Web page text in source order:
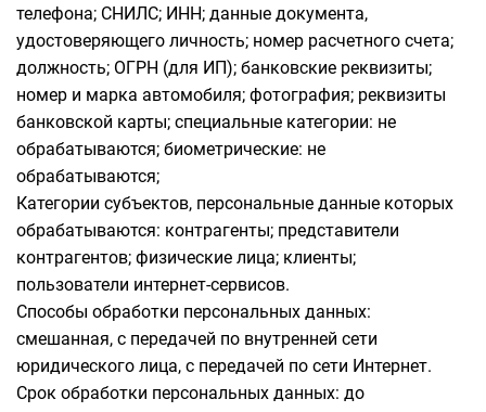
телефона; СНИЛС; ИНН; данные документа,
удостоверяющего личность; номер расчетного счета;
должность; ОГРН (для ИП); банковские реквизиты;
номер и марка автомобиля; фотография; реквизиты
банковской карты; специальные категории: не
обрабатываются; биометрические: не
обрабатываются;
Категории субъектов, персональные данные которых
обрабатываются: контрагенты; представители
контрагентов; физические лица; клиенты;
пользователи интернет-сервисов.
Способы обработки персональных данных:
смешанная, с передачей по внутренней сети
юридического лица, с передачей по сети Интернет.
Срок обработки персональных данных: до